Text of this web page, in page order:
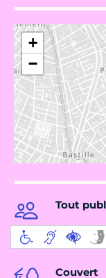
+
−
Tout
Couvert